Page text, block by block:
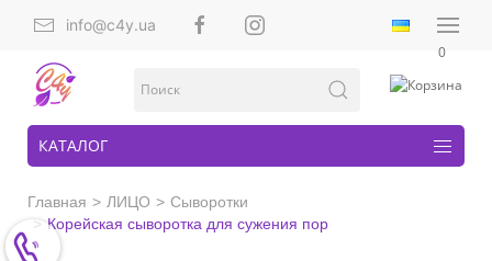
info@c4y.ua
0
КАТАЛОГ
Главная ЛИЦО
Сыворотки
Корейская сыворотка для сужения пор